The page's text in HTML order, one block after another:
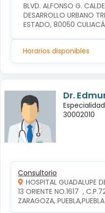
BLVD. ALFONSO G.
DESARROLLO URBANO
ESTADO, 80050
Horarios disponibles
Dr.
30002010
Consultorio
HOSPITAL GUADALUPE
13 ORIENTE NO.1617  ,
ZARAGOZA, PUEBLA,PUEBLA